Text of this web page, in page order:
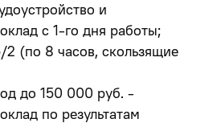
и
с 1-го дня работы;
2 (по 8 часов, скользящие
до 150 000 руб. -
по результатам